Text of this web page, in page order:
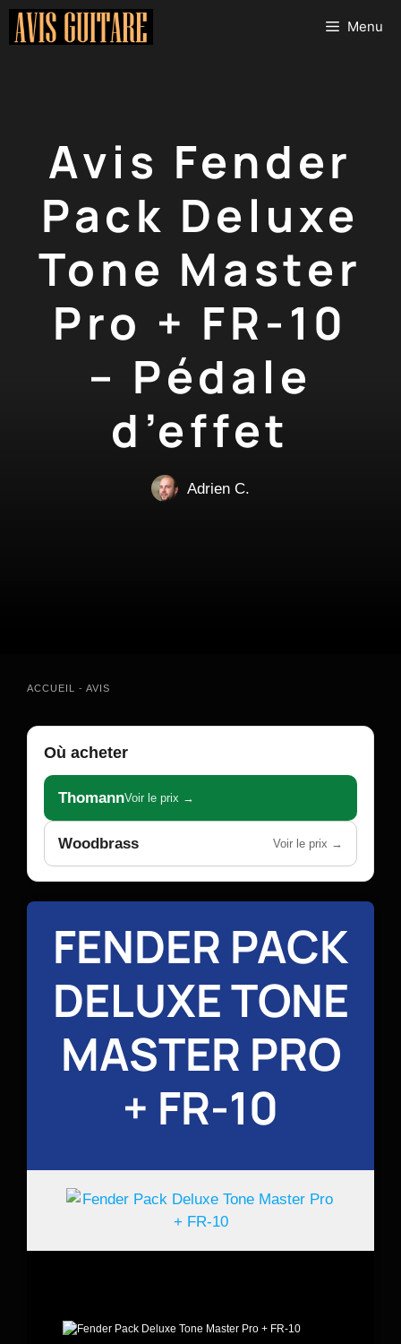
Aller
Menu
Avis Fender
Pack Deluxe
Tone Master
Pro + FR-10
– Pédale
d’effet
Adrien C.
ACCUEIL - AVIS
Où acheter
ThomannVoir le prix →
Woodbrass Voir le prix →
FENDER PACK
DELUXE TONE
MASTER PRO
+ FR-10